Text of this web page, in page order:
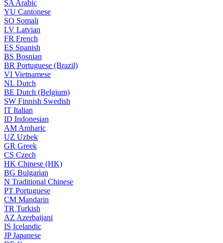
SA Arabic
YU Cantonese
SO Somali
LV Latvian
FR French
ES Spanish
BS Bosnian
BR Portuguese (Brazil)
VI Vietnamese
NL Dutch
BE Dutch (Belgium)
SW Finnish Swedish
IT Italian
ID Indonesian
AM Amharic
UZ Uzbek
GR Greek
CS Czech
HK Chinese (HK)
BG Bulgarian
N Traditional Chinese
PT Portuguese
CM Mandarin
TR Turkish
AZ Azerbaijani
IS Icelandic
JPJapanese